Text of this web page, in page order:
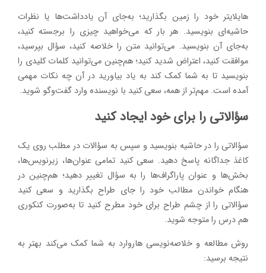
هایلایتر خود را زمین بگذارید؛ به‌جای آن یادداشت‌ها یا نظرات
حاشیه‌ای بنویسید. هر بار که می‌خواهید چیزی را برجسته کنید،
به‌جای آن بنویسید. می‌توانید متن را خلاصه کنید، سؤال بپرسید،
موافقت کنید، اعتراض شدید کنید؛ هم‌چنین می‌توانید کلمات کلیدی را
بنویسید تا به شما کمک کند به یاد بیاورید در آن چه نکات مهمی
آمده است. مهم‌تر از همه، سعی کنید با نویسنده وارد گفت‌وگو شوید.
سؤالاتی را برای خود ایجاد کنید
سؤالاتی را در حاشیه بنویسید و سپس به سؤالات در مطلب روی یک
کاغذ جداگانه پاسخ دهید. سعی کنید تمامی عنوان‌ها، زیرنویس‌ها،
بخش‌ها و عنوان پاراگراف‌ها را به سؤال تغییر دهید؛ هم‌چنین در
هنگام خواندن مطالب خود را جای طراح بگذارید و سعی کنید
سؤالاتی را از چشم طراح برای خود مطرح کنید تا به‌صورت کنکوری
هم درس را متوجه شوید.
روش مطالعه و خلاصه‌نویسی هاروارد به شما کمک می‌کند بهتر به
نتیجه برسید: